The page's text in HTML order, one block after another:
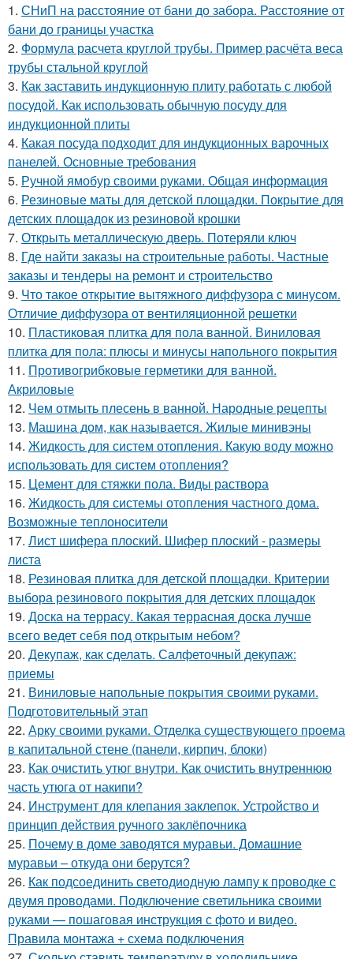
1. СНиП на расстояние от бани до забора. Расстояние от
бани до границы участка
2. Формула расчета круглой трубы. Пример расчёта веса
трубы стальной круглой
3. Как заставить индукционную плиту работать с любой
посудой. Как использовать обычную посуду для
индукционной плиты
4. Какая посуда подходит для индукционных варочных
панелей. Основные требования
5. Ручной ямобур своими руками. Общая информация
6. Резиновые маты для детской площадки. Покрытие для
детских площадок из резиновой крошки
7. Открыть металлическую дверь. Потеряли ключ
8. Где найти заказы на строительные работы. Частные
заказы и тендеры на ремонт и строительство
9. Что такое открытие вытяжного диффузора с минусом.
Отличие диффузора от вентиляционной решетки
10. Пластиковая плитка для пола ванной. Виниловая
плитка для пола: плюсы и минусы напольного покрытия
11. Противогрибковые герметики для ванной.
Акриловые
12. Чем отмыть плесень в ванной. Народные рецепты
13. Машина дом, как называется. Жилые минивэны
14. Жидкость для систем отопления. Какую воду можно
использовать для систем отопления?
15. Цемент для стяжки пола. Виды раствора
16. Жидкость для системы отопления частного дома.
Возможные теплоносители
17. Лист шифера плоский. Шифер плоский - размеры
листа
18. Резиновая плитка для детской площадки. Критерии
выбора резинового покрытия для детских площадок
19. Доска на террасу. Какая террасная доска лучше
всего ведет себя под открытым небом?
20. Декупаж, как сделать. Салфеточный декупаж:
приемы
21. Виниловые напольные покрытия своими руками.
Подготовительный этап
22. Арку своими руками. Отделка существующего проема
в капитальной стене (панели, кирпич, блоки)
23. Как очистить утюг внутри. Как очистить внутреннюю
часть утюга от накипи?
24. Инструмент для клепания заклепок. Устройство и
принцип действия ручного заклёпочника
25. Почему в доме заводятся муравьи. Домашние
муравьи – откуда они берутся?
26. Как подсоединить светодиодную лампу к проводке с
двумя проводами. Подключение светильника своими
руками — пошаговая инструкция с фото и видео.
Правила монтажа + схема подключения